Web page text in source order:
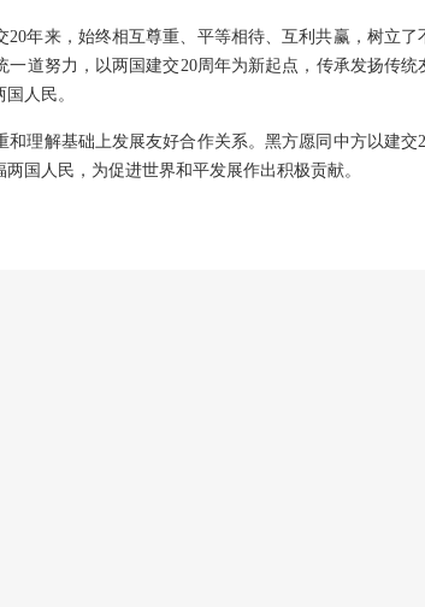
年来，始终相互尊重、平等相待、互利共赢，树立了
道努力，以两国建交20周年为新起点，传承发扬传统
人民。
理解基础上发展友好合作关系。黑方愿同中方以建交
国人民，为促进世界和平发展作出积极贡献。